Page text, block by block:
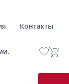
Контакты